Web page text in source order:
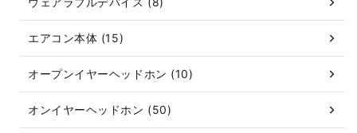
エアコン本体 (15)
オープンイヤーヘッドホン (10)
オンイヤーヘッドホン (50)